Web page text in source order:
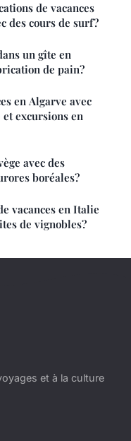
de vacances
des cours de surf?
un gîte en
de pain?
en Algarve avec
excursions en
avec des
boréales?
vacances en Italie
de vignobles?
et à la culture